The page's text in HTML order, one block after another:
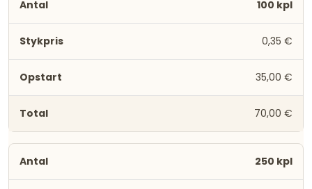
100 kpl
0,35 €
35,00 €
70,00 €
250 kpl